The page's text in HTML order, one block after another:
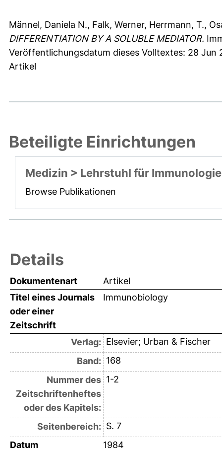
Männel, Daniela N., Falk, Werner, Herrmann, T.,
DIFFERENTIATION BY A SOLUBLE MEDIATOR.
Veröffentlichungsdatum dieses Volltextes: 28 Jun
Artikel
Beteiligte Einrichtungen
Medizin > Lehrstuhl für Immunologie
Browse Publikationen
Details
Dokumentenart
Artikel
Titel eines Journals
oder einer
Zeitschrift
Immunobiology
Verlag: Elsevier; Urban & Fischer
Band: 168
Nummer des
Zeitschriftenheftes
oder des Kapitels:
1-2
Seitenbereich: S. 7
Datum
1984